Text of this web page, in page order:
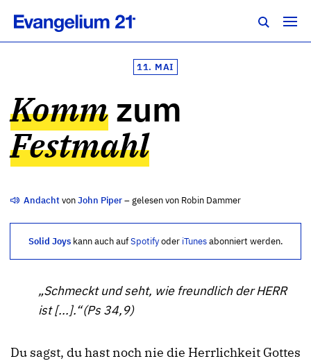
11. MAI
Kommzum
Festmahl
AndachtvonJohn Piper– gelesen von Robin Dammer
Solid Joyskann auch aufSpotifyoder iTunesabonniert werden.
„Schmeckt und seht, wie freundlich der HERR
ist [...].“ (Ps 34,9)
Du sagst, du hast noch nie die Herrlichkeit Gottes